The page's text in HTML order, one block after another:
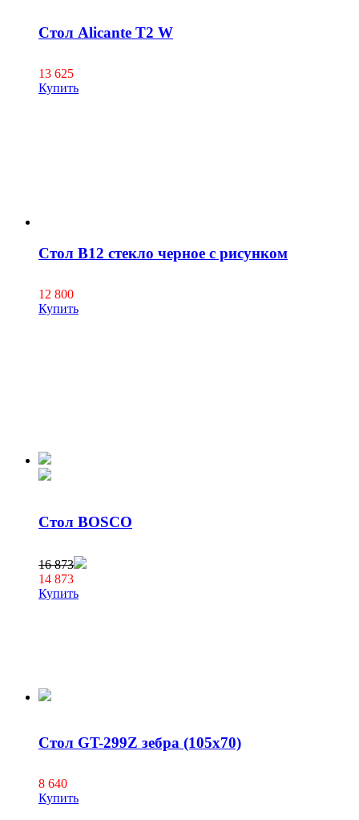
Стол Alicante T2 W
13 625
Купить
Стол B12 стекло черное с рисунком
12 800
Купить
Стол BOSCO
16 873
14 873
Купить
Стол GT-299Z зебра (105х70)
8 640
Купить